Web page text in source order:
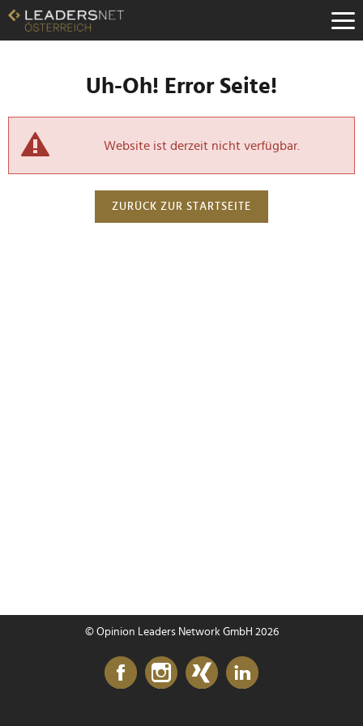
Uh-Oh! Error Seite!
Website ist derzeit nicht verfügbar.
ZURÜCK ZUR STARTSEITE
© Opinion Leaders Network GmbH 2026